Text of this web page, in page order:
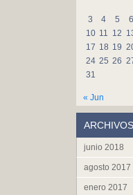
3
4 5 6
10 11 12
17 18 19
24 25 26
31
« Jun
ARCHIVOS
junio 2018
agosto 2017
enero 2017